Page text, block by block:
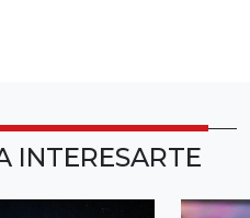
INTERESARTE